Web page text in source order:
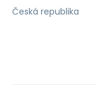
Česká republika